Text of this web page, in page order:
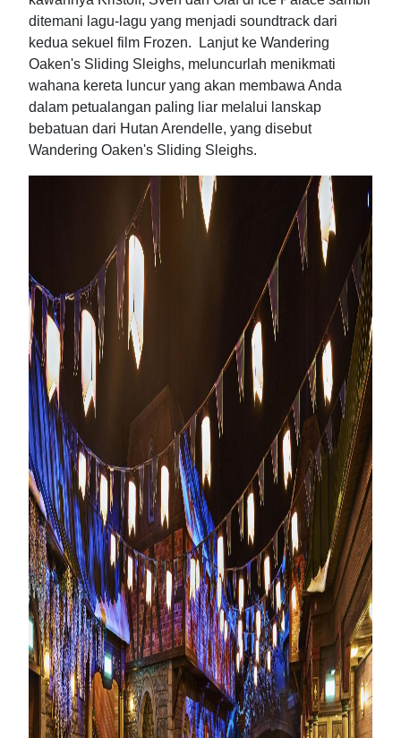
ditemani lagu-lagu yang menjadi soundtrack dari
kedua sekuel film Frozen. Lanjut ke Wandering
Oaken's Sliding Sleighs, meluncurlah menikmati
wahana kereta luncur yang akan membawa Anda
dalam petualangan paling liar melalui lanskap
bebatuan dari Hutan Arendelle, yang disebut
Wandering Oaken's Sliding Sleighs.